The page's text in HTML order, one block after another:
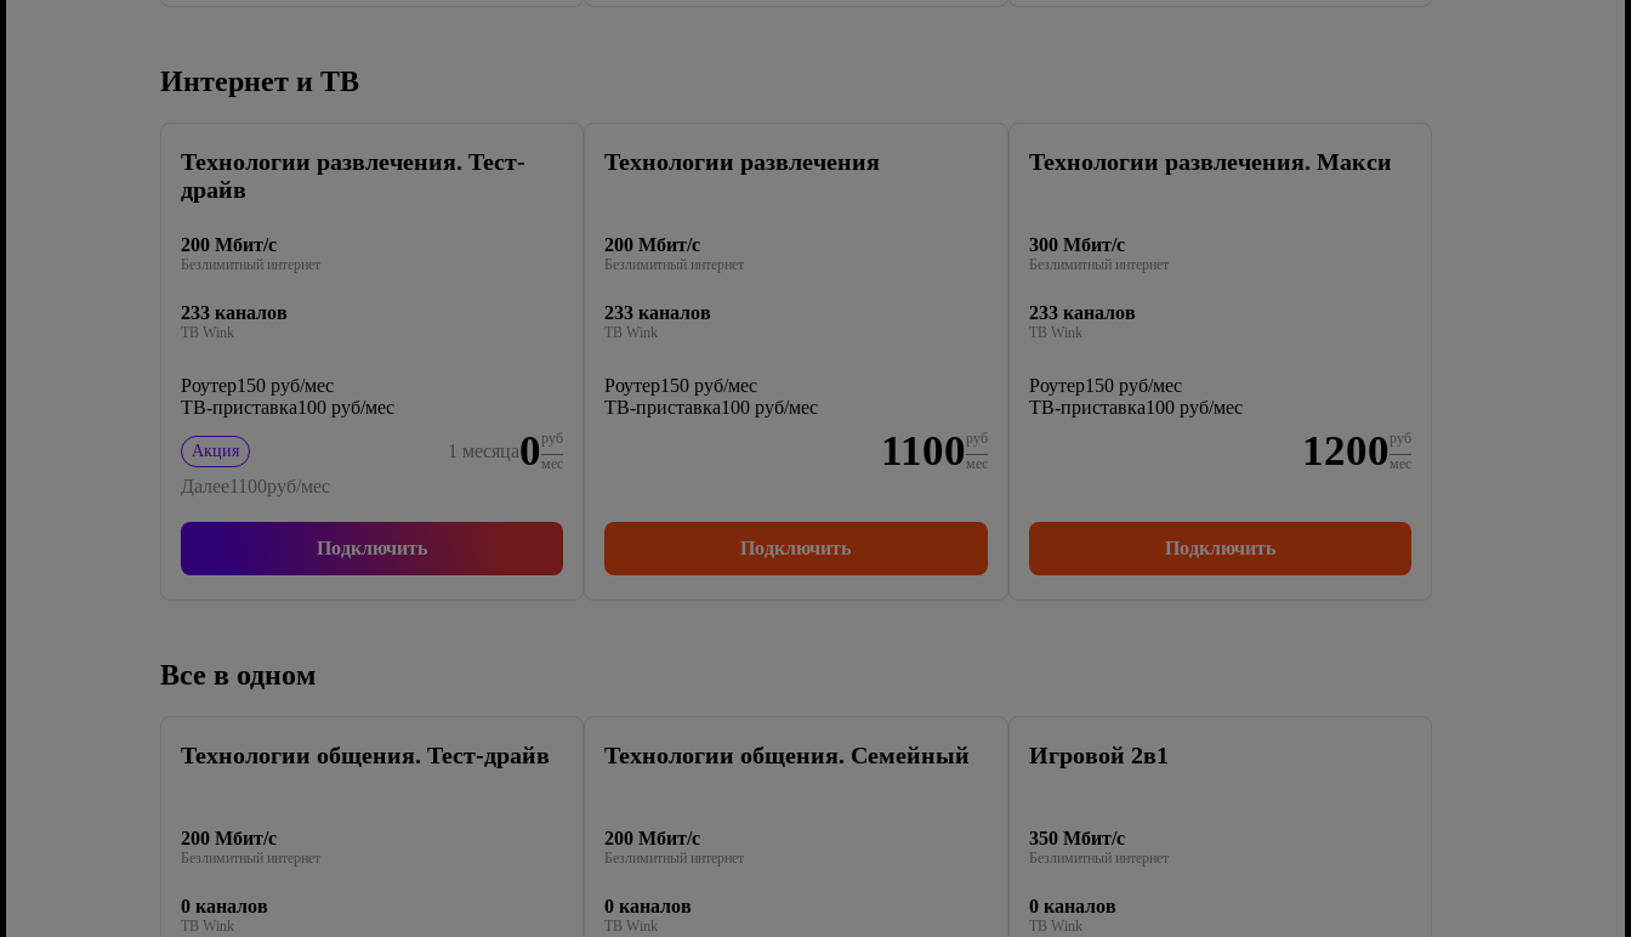
Интернет и ТВ
Технологии развлечения. Тест-
драйв
200 Мбит/с
Безлимитный интернет
233 каналов
ТВ Wink
Роутер150 руб/мес
ТВ-приставка100 руб/мес
Акция 1 месяца0руб
мес
Далее1100руб/мес
Подключить
Технологии развлечения
200 Мбит/с
Безлимитный интернет
233 каналов
ТВ Wink
Роутер150 руб/мес
ТВ-приставка100 руб/мес
1100 руб
мес
Подключить
Технологии развлечения. Макси
300 Мбит/с
Безлимитный интернет
233 каналов
ТВ Wink
Роутер150 руб/мес
ТВ-приставка100 руб/мес
1200 руб
мес
Подключить
Все в одном
Технологии общения. Тест-драйв
200 Мбит/с
Безлимитный интернет
0 каналов
ТВ Wink
Технологии общения. Семейный
200 Мбит/с
Безлимитный интернет
0 каналов
ТВ Wink
Игровой 2в1
350 Мбит/с
Безлимитный интернет
0 каналов
ТВ Wink